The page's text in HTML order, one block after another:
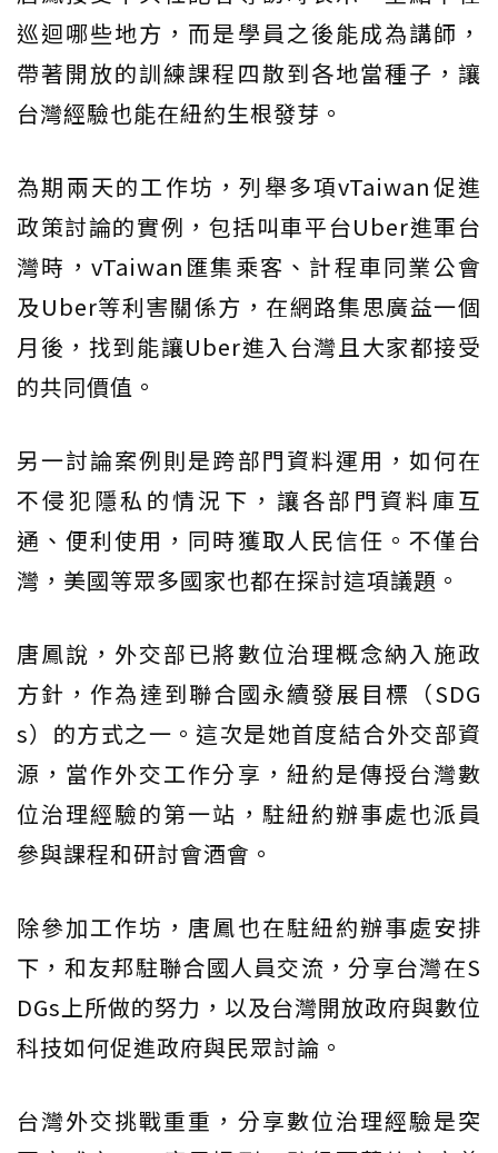
巡迴哪些地方，而是學員之後能成為講師，
帶著開放的訓練課程四散到各地當種子，讓
台灣經驗也能在紐約生根發芽。
為期兩天的工作坊，列舉多項vTaiwan促進
政策討論的實例，包括叫車平台Uber進軍台
灣時，vTaiwan匯集乘客、計程車同業公會
及Uber等利害關係方，在網路集思廣益一個
月後，找到能讓Uber進入台灣且大家都接受
的共同價值。
另一討論案例則是跨部門資料運用，如何在
不侵犯隱私的情況下，讓各部門資料庫互
通、便利使用，同時獲取人民信任。不僅台
灣，美國等眾多國家也都在探討這項議題。
唐鳳說，外交部已將數位治理概念納入施政
方針，作為達到聯合國永續發展目標（SDG
s）的方式之一。這次是她首度結合外交部資
源，當作外交工作分享，紐約是傳授台灣數
位治理經驗的第一站，駐紐約辦事處也派員
參與課程和研討會酒會。
除參加工作坊，唐鳳也在駐紐約辦事處安排
下，和友邦駐聯合國人員交流，分享台灣在S
DGs上所做的努力，以及台灣開放政府與數位
科技如何促進政府與民眾討論。
台灣外交挑戰重重，分享數位治理經驗是突